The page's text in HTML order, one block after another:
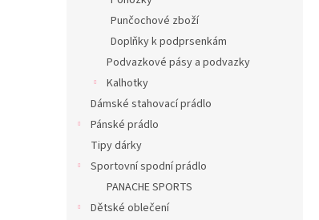
Punčochové zboží
Doplňky k podprsenkám
Podvazkové pásy a podvazky
Kalhotky
Dámské stahovací prádlo
Pánské prádlo
Tipy dárky
Sportovní spodní prádlo
PANACHE SPORTS
Dětské oblečení